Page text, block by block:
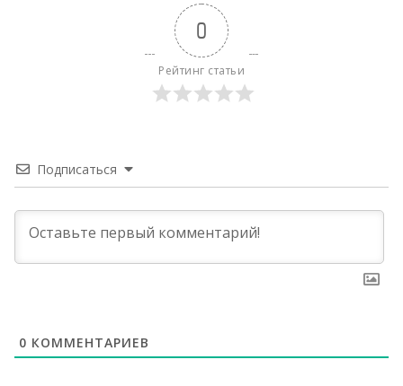
0
Рейтинг статьи
Подписаться
0 КОММЕНТАРИЕВ